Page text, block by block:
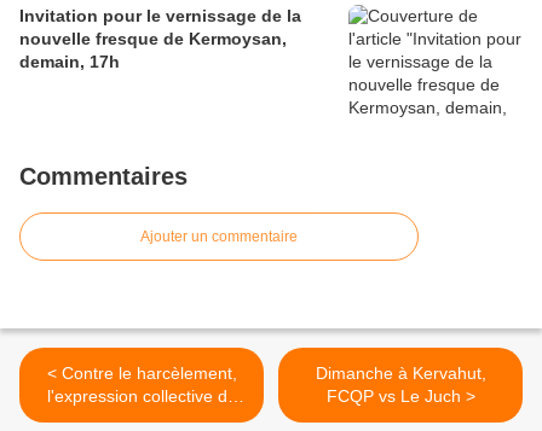
Invitation pour le vernissage de la
nouvelle fresque de Kermoysan,
demain, 17h
Commentaires
Ajouter un commentaire
< Contre le harcèlement,
l'expression collective de
l'école de Kerjestin
Dimanche à Kervahut,
FCQP vs Le Juch >